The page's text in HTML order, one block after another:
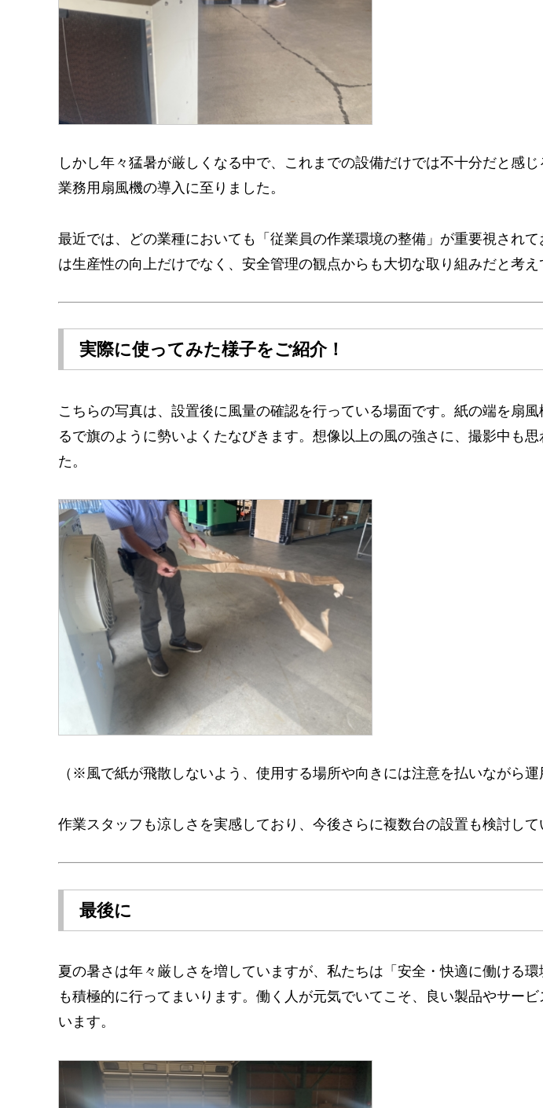
しかし年々猛暑が厳しくなる中で、これまでの設備だけでは不十分だと感
業務用扇風機の導入に至りました。
最近では、どの業種においても「従業員の作業環境の整備」が重要視されて
は生産性の向上だけでなく、安全管理の観点からも大切な取り組みだと考え
実際に使ってみた様子をご紹介！
こちらの写真は、設置後に風量の確認を行っている場面です。紙の端を扇風
るで旗のように勢いよくたなびきます。想像以上の風の強さに、撮影中も
た。
（※風で紙が飛散しないよう、使用する場所や向きには注意を払いながら運
作業スタッフも涼しさを実感しており、今後さらに複数台の設置も検討して
最後に
夏の暑さは年々厳しさを増していますが、私たちは「安全・快適に働ける
も積極的に行ってまいります。働く人が元気でいてこそ、良い製品やサー
います。